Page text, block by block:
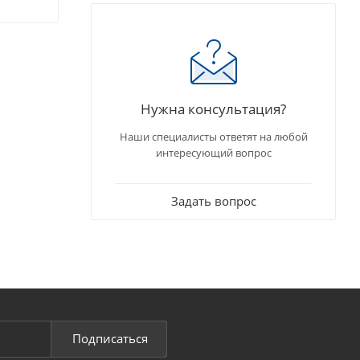
Нужна консультация?
Наши специалисты ответят на любой
интересующий вопрос
Задать вопрос
Подписаться